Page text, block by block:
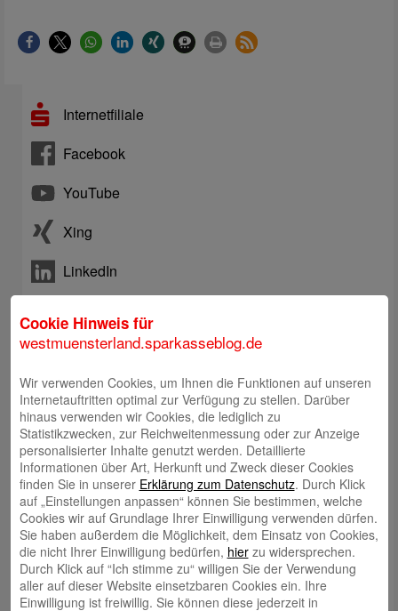
Internetfiliale
Facebook
YouTube
Xing
LinkedIn
Telefon: +492563403-0
Online-Chat
E-Mail an Kundenberatung
Rückruf durch Kundenberatung
Filiale finden
Meinung mitteilen
Cookie Hinweis für
westmuensterland.sparkasseblog.de
Wir verwenden Cookies, um Ihnen die Funktionen auf unseren
Internetauftritten optimal zur Verfügung zu stellen. Darüber
hinaus verwenden wir Cookies, die lediglich zu
Statistikzwecken, zur Reichweitenmessung oder zur Anzeige
personalisierter Inhalte genutzt werden. Detaillierte
Informationen über Art, Herkunft und Zweck dieser Cookies
finden Sie in unserer Erklärung zum Datenschutz. Durch Klick
auf „Einstellungen anpassen“ können Sie bestimmen, welche
Cookies wir auf Grundlage Ihrer Einwilligung verwenden dürfen.
Sie haben außerdem die Möglichkeit, dem Einsatz von Cookies,
die nicht Ihrer Einwilligung bedürfen, hierzu widersprechen.
Durch Klick auf “Ich stimme zu“ willigen Sie der Verwendung
aller auf dieser Website einsetzbaren Cookies ein. Ihre
Einwilligung ist freiwillig. Sie können diese jederzeit in